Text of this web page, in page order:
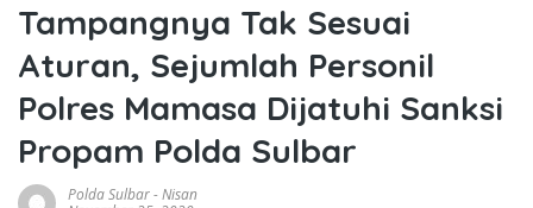
Tampangnya Tak Sesuai
Aturan, Sejumlah Personil
Polres Mamasa Dijatuhi Sanksi
Propam Polda Sulbar
Polda Sulbar-Nisan